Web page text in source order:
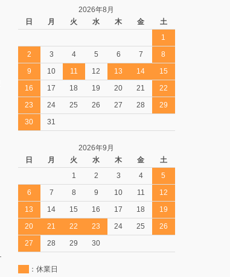
2026年8月
日
月 火 水 木 金
土
1
2
3 4 5 6 7
8
9
10 11 12 13 14
15
16
17 18 19 20 21
22
23
24 25 26 27 28
29
30
31
2026年9月
日
月 火 水 木 金
土
1
2 3 4
5
6
7 8 9 10 11
12
13
14 15 16 17 18
19
20
21 22 23 24 25
26
27
28 29 30
：休業日